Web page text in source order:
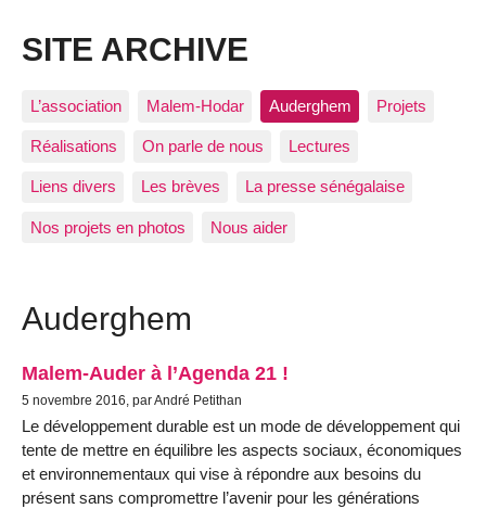
SITE ARCHIVE
L’association Malem-Hodar Auderghem Projets
Réalisations On parle de nous Lectures
Liens divers Les brèves La presse sénégalaise
Nos projets en photos Nous aider
Auderghem
Malem-Auder à l’Agenda 21 !
5 novembre 2016, par André Petithan
Le développement durable est un mode de développement qui
tente de mettre en équilibre les aspects sociaux, économiques
et environnementaux qui vise à répondre aux besoins du
présent sans compromettre l’avenir pour les générations